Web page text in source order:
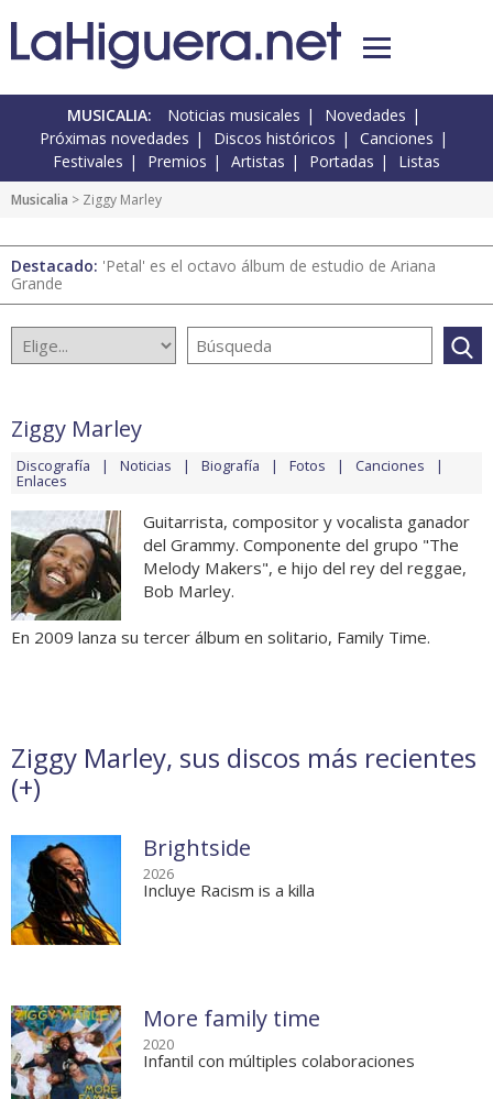
MUSICALIA: Noticias musicales
Novedades
Próximas novedades
Discos históricos
Canciones
Festivales
Premios Artistas Portadas Listas
Musicalia > Ziggy Marley
Destacado: 'Petal' es el octavo álbum de estudio de Ariana
Grande
Ziggy Marley
Discografía Noticias Biografía Fotos Canciones
Enlaces
Guitarrista, compositor y vocalista ganador
del Grammy. Componente del grupo "The
Melody Makers", e hijo del rey del reggae,
Bob Marley.
En 2009 lanza su tercer álbum en solitario, Family Time.
Ziggy Marley, sus discos más recientes
(+)
Brightside
2026
Incluye Racism is a killa
More family time
2020
Infantil con múltiples colaboraciones